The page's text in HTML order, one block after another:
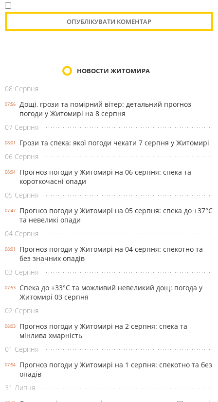
НОВОСТИ ЖИТОМИРА
08 Серпня
07:56
Дощі, грози та помірний вітер: детальний прогноз
погоди у Житомирі на 8 серпня
07 Серпня
08:01
Грози та спека: якої погоди чекати 7 серпня у Житомирі
06 Серпня
08:04
Прогноз погоди у Житомирі на 06 серпня: спека та
короткочасні опади
05 Серпня
07:47
Прогноз погоди у Житомирі на 05 серпня: спека до +37°С
та невеликі опади
04 Серпня
08:01
Прогноз погоди у Житомирі на 04 серпня: спекотно та
без значних опадів
03 Серпня
07:53
Спека до +33°С та можливий невеликий дощ: погода у
Житомирі 03 серпня
02 Серпня
08:03
Прогноз погоди у Житомирі на 2 серпня: спека та
мінлива хмарність
01 Серпня
07:54
Прогноз погоди у Житомирі на 1 серпня: спекотно та без
опадів
31 Липня